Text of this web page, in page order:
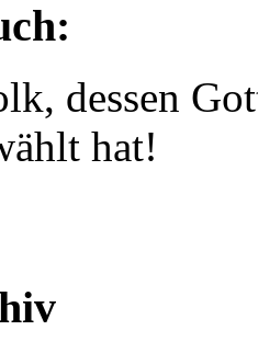
dessen
hat!